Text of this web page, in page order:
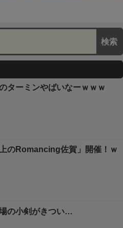
ターミンやばいなーｗｗｗ
上のRomancing佐賀」開催！ｗ
場の小剣がきつい…